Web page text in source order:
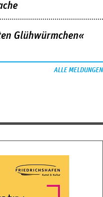
Glühwürmchen«
ALLE MELDUNGEN